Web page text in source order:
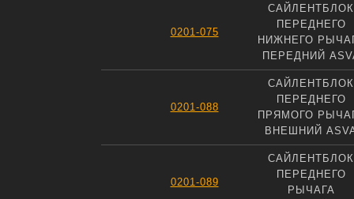
0201-075
САЙЛЕНТБЛОК
ПЕРЕДНЕГО
НИЖНЕГО
ПЕРЕДНИЙ
0201-088
САЙЛЕНТБЛОК
ПЕРЕДНЕГО
ПРЯМОГО
ВНЕШНИЙ
0201-089
САЙЛЕНТБЛОК
ПЕРЕДНЕГО
РЫЧАГА